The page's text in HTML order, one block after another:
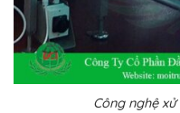
Công nghệ